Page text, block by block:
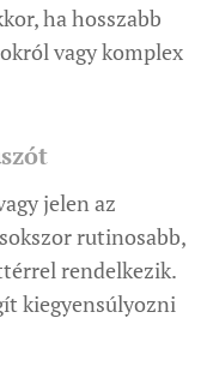
ha hosszabb
vagy komplex
jelen az
rutinosabb,
rendelkezik.
kiegyensúlyozni